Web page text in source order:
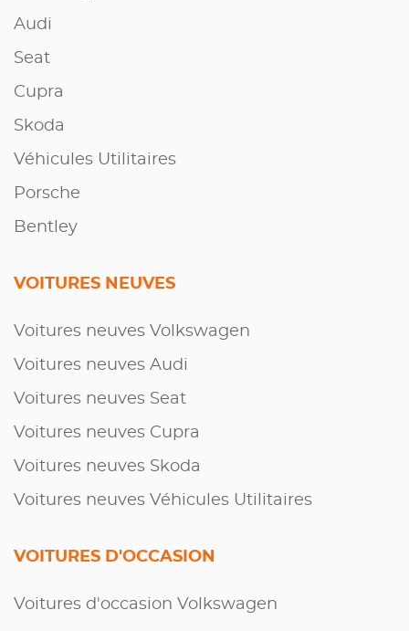
Audi
Seat
Cupra
Skoda
Véhicules Utilitaires
Porsche
Bentley
VOITURES NEUVES
Voitures neuves Volkswagen
Voitures neuves Audi
Voitures neuves Seat
Voitures neuves Cupra
Voitures neuves Skoda
Voitures neuves Véhicules Utilitaires
VOITURES D'OCCASION
Voitures d'occasion Volkswagen